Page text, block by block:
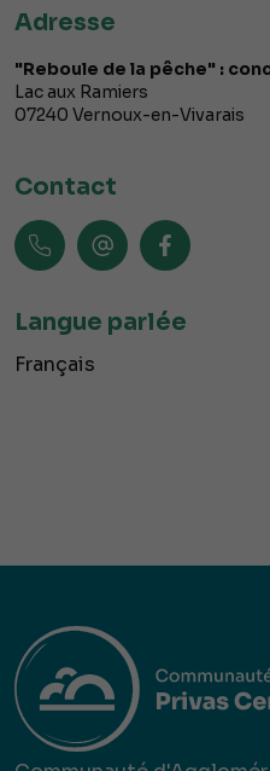
Adresse
"Reboule de la pêche" :
Lac aux Ramiers
07240 Vernoux-en-Vivarais
Contact
Langue parlée
Français